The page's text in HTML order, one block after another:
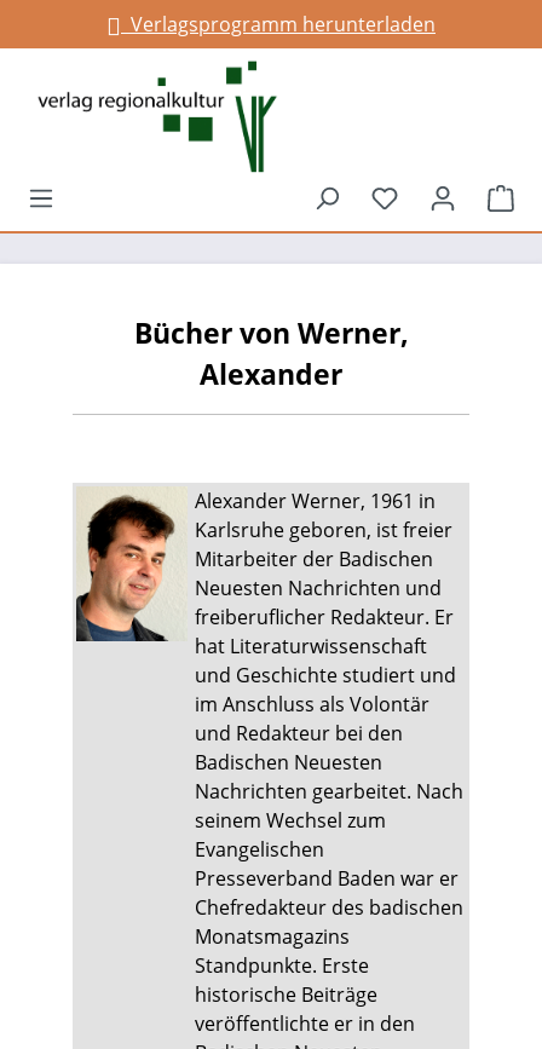
springenVerlagsprogramm herunterladen
Infos für Gemeinden
Du hast 0
Bücher von Werner,
Alexander
Alexander Werner, 1961 in
Karlsruhe geboren, ist freier
Mitarbeiter der Badischen
Neuesten Nachrichten und
freiberuflicher Redakteur. Er
hat Literaturwissenschaft
und Geschichte studiert und
im Anschluss als Volontär
und Redakteur bei den
Badischen Neuesten
Nachrichten gearbeitet. Nach
seinem Wechsel zum
Evangelischen
Presseverband Baden war er
Chefredakteur des badischen
Monatsmagazins
Standpunkte. Erste
historische Beiträge
veröffentlichte er in den